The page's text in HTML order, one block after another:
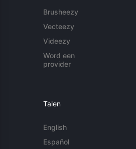
Brusheezy
Vecteezy
Videezy
Word een
provider
Talen
English
Español